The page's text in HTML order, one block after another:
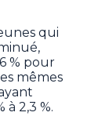
qui
% pour
mêmes
2,3 %.